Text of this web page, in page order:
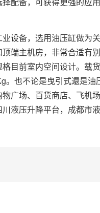
备，选用油压缸做为
端主机房，非常合适有
目前室内空间设计。载
也不论是曳引式還是
广场、百货商店、飞机
液压升降平台，成都市